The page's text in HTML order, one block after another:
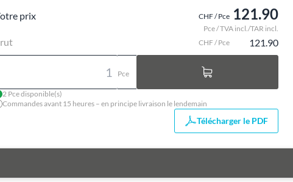
prix CHF / Pce 121.90
Pce / TVA incl./TAR incl.
CHF / Pce 121.90
Pce
2 Pce disponible(s)
Commandes avant 15 heures – en principe livraison le lendemain
Télécharger le PDF